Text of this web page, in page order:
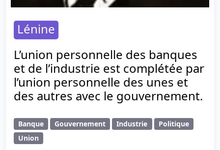
Lénine
L’union personnelle des banques
et de l’industrie est complétée par
l’union personnelle des unes et
des autres avec le gouvernement.
Banque Gouvernement Industrie
Politique
Union